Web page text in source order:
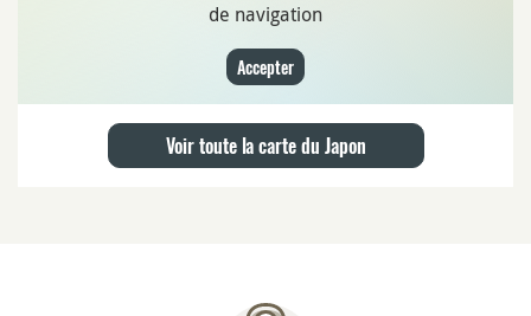
de navigation
Accepter
Voir toute la carte du Japon